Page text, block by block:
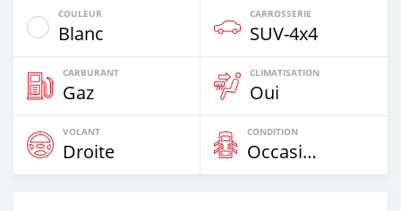
COULEUR
Blanc
CARROSSERIE
SUV‒4x4
CARBURANT
Gaz
CLIMATISATION
Oui
VOLANT
Droite
CONDITION
Occasion